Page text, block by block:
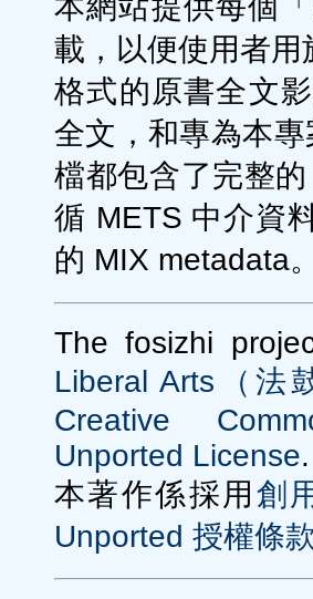
本網站提供每個
載，以便使用者
格式的原書全文
全文，和專為本
檔都包含了完整
循 METS 中介資
的 MIX metadata。
The fosizhi
Liberal Arts（法
Creative
Unported License.
本著作係採用 創
Unported 授權條款